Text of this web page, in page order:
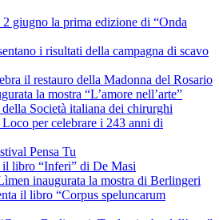
giugno la prima edizione di “Onda
i risultati della campagna di scavo
il restauro della Madonna del Rosario
la mostra “L’amore nell’arte”
Società italiana dei chirurghi
per celebrare i 243 anni di
Pensa Tu
libro “Inferi” di De Masi
inaugurata la mostra di Berlingeri
il libro “Corpus speluncarum